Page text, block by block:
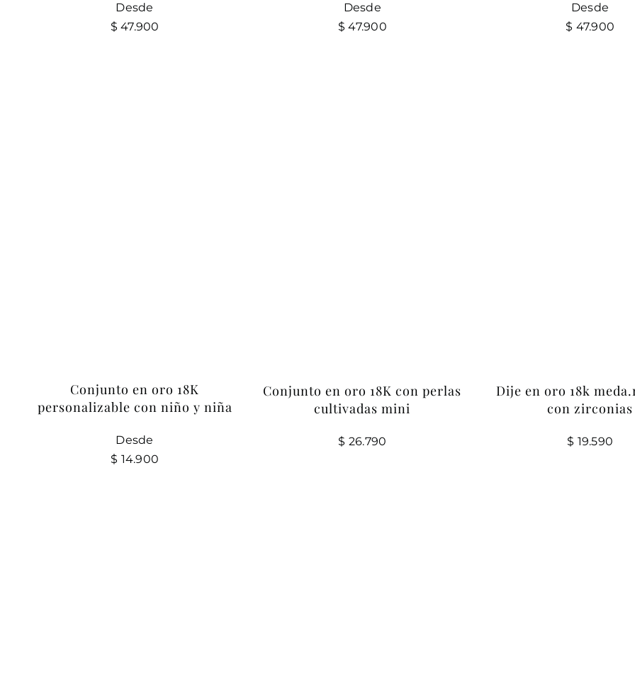
Desde
$ 47.900
Desde
$ 47.900
Desde
$ 47.900
Conjunto en oro 18K
personalizable con niño y niña
Desde
$ 14.900
Conjunto en oro 18K con perlas
cultivadas mini
$ 26.790
Dije en oro 18k
con zirconias
$ 19.590